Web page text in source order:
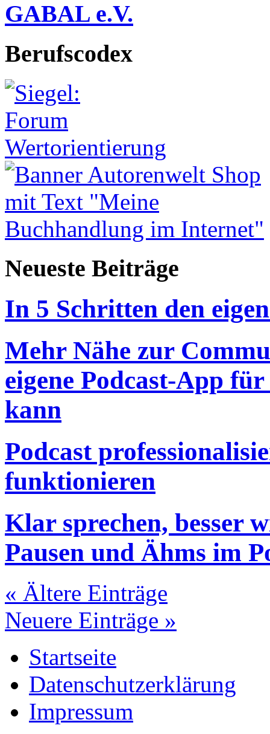
GABAL e.V.
Berufscodex
Neueste Beiträge
In 5 Schritten den
Mehr Nähe zur
eigene Podcast-App
kann
Podcast
funktionieren
Klar sprechen, besser
Pausen und Ähms im
« Ältere Einträge
Neuere Einträge »
Startseite
Datenschutzerklärung
Impressum